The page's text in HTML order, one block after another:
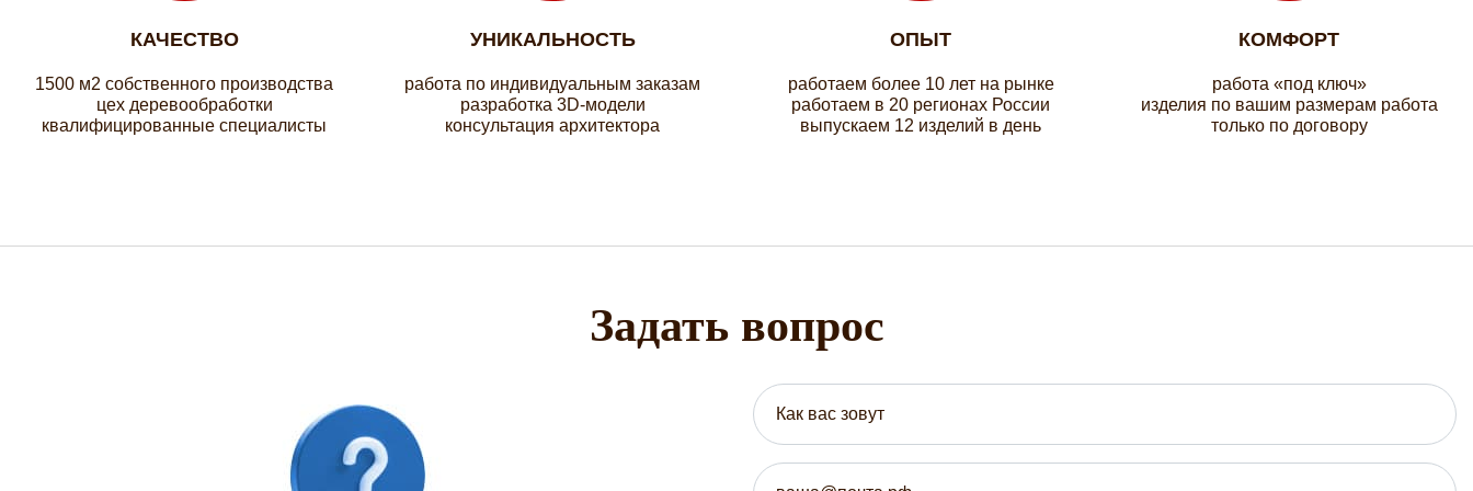
КАЧЕСТВО
1500 м2 собственного производства
цех деревообработки
квалифицированные специалисты
УНИКАЛЬНОСТЬ
работа по индивидуальным заказам
разработка 3D-модели
консультация архитектора
ОПЫТ
работаем более 10 лет на рынке
работаем в 20 регионах России
выпускаем 12 изделий в день
КОМФОРТ
работа «под ключ»
изделия по вашим размерам работа
только по договору
Задать вопрос